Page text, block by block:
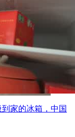
家的冰箱，中国